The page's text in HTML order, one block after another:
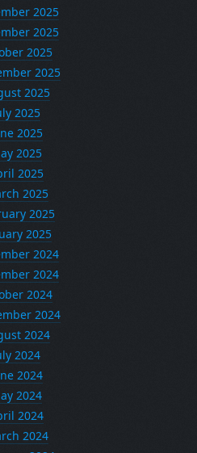
2025
2025
2025
2025
2025
2025
2025
2025
2025
2025
2025
2025
2024
2024
2024
2024
2024
2024
2024
2024
2024
2024